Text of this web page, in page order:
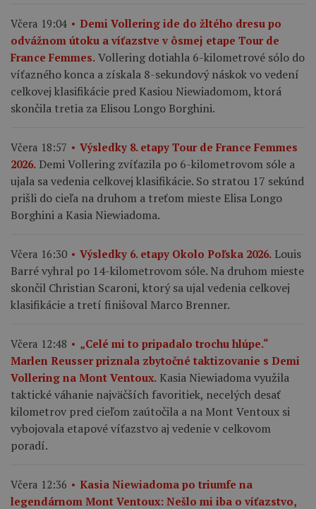
Včera 19:04
Demi Vollering ide do žltého dresu po
odvážnom útoku a víťazstve v ôsmej etape Tour de
France Femmes. Vollering dotiahla 6-kilometrové sólo do
víťazného konca a získala 8-sekundový náskok vo vedení
celkovej klasifikácie pred Kasiou Niewiadomom, ktorá
skončila tretia za Elisou Longo Borghini.
Včera 18:57
Výsledky 8. etapy Tour de France Femmes
2026. Demi Vollering zvíťazila po 6-kilometrovom sóle a
ujala sa vedenia celkovej klasifikácie. So stratou 17 sekúnd
prišli do cieľa na druhom a treťom mieste Elisa Longo
Borghini a Kasia Niewiadoma.
Včera 16:30 Výsledky 6. etapy Okolo Poľska 2026. Louis
Barré vyhral po 14-kilometrovom sóle. Na druhom mieste
skončil Christian Scaroni, ktorý sa ujal vedenia celkovej
klasifikácie a tretí finišoval Marco Brenner.
Včera 12:48
„Celé mi to pripadalo trochu hlúpe.“
Marlen Reusser priznala zbytočné taktizovanie s Demi
Vollering na Mont Ventoux. Kasia Niewiadoma využila
taktické váhanie najväčších favoritiek, necelých desať
kilometrov pred cieľom zaútočila a na Mont Ventoux si
vybojovala etapové víťazstvo aj vedenie v celkovom
poradí.
Včera 12:36
Kasia Niewiadoma po triumfe na
legendárnom Mont Ventoux: Nešlo mi iba o víťazstvo,